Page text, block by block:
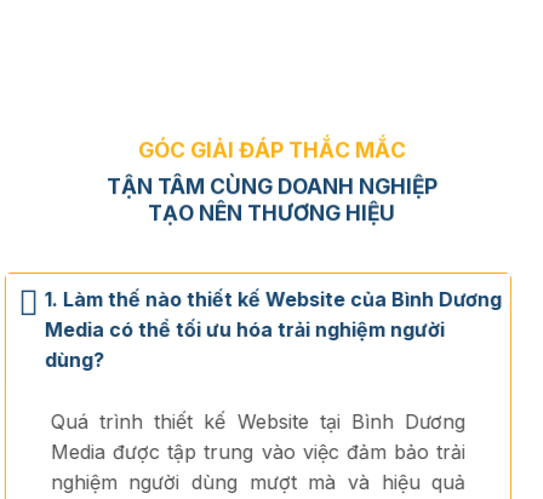
GÓC GIẢI ĐÁP THẮC MẮC
TẬN TÂM CÙNG DOANH NGHIỆP
TẠO NÊN THƯƠNG HIỆU
1. Làm thế nào thiết kế Website của Bình Dương
Media có thể tối ưu hóa trải nghiệm người
dùng?
Quá trình thiết kế Website tại Bình Dương
Media được tập trung vào việc đảm bảo trải
nghiệm người dùng mượt mà và hiệu quả